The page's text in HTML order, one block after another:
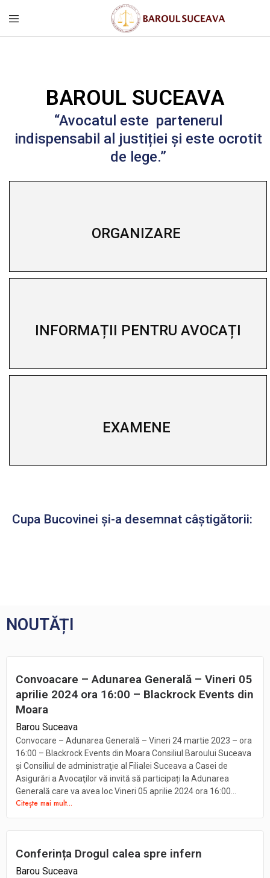
BAROUL SUCEAVA
“Avocatul este partenerul
indispensabil al justiției și este ocrotit
de lege.”
ORGANIZARE
INFORMAȚII PENTRU AVOCAȚI
EXAMENE
Cupa Bucovinei și-a desemnat câștigătorii:
NOUTĂȚI
Convoacare – Adunarea Generală – Vineri 05
aprilie 2024 ora 16:00 – Blackrock Events din
Moara
Barou Suceava
Convocare – Adunarea Generală – Vineri 24 martie 2023 – ora
16:00 – Blackrock Events din Moara Consiliul Baroului Suceava
şi Consiliul de administraţie al Filialei Suceava a Casei de
Asigurări a Avocaţilor vă invită să participați la Adunarea
Generală care va avea loc Vineri 05 aprilie 2024 ora 16:00...
Citește mai mult...
Conferința Drogul calea spre infern
Barou Suceava